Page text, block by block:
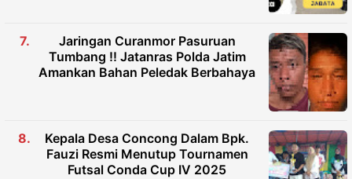
Jaringan Curanmor Pasuruan
Tumbang !! Jatanras Polda Jatim
Amankan Bahan Peledak Berbahaya
Kepala Desa Concong Dalam Bpk.
Fauzi Resmi Menutup Tournamen
Futsal Conda Cup IV 2025